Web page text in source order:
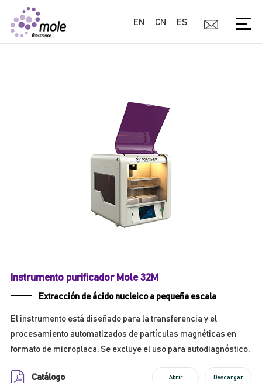
EN CN ES
Instrumento purificador Mole 32M
Extracción de ácido nucleico a pequeña escala
El instrumento está diseñado para la transferencia y el
procesamiento automatizados de partículas magnéticas en
formato de microplaca. Se excluye el uso para autodiagnóstico.
Catálogo Descargar
Abrir